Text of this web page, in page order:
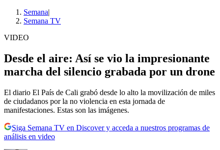
Semana|
Semana TV
VIDEO
Desde el aire: Así se vio la impresionante
marcha del silencio grabada por un drone
El diario El País de Cali grabó desde lo alto la movilización de miles
de ciudadanos por la no violencia en esta jornada de
manifestaciones. Estas son las imágenes.
Siga Semana TV en Discover y acceda a nuestros programas de
análisis en video